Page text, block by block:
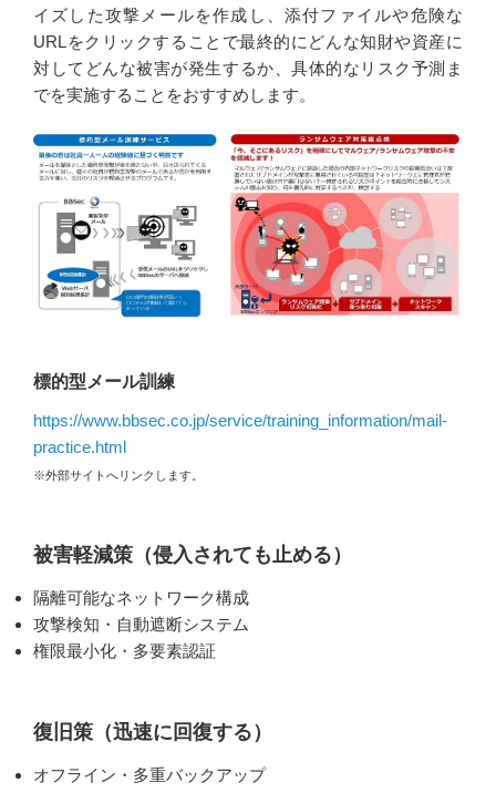
イズした攻撃メールを作成し、添付ファイルや危険な
URLをクリックすることで最終的にどんな知財や資産に
対してどんな被害が発生するか、具体的なリスク予測ま
でを実施することをおすすめします。
標的型メール訓練
https://www.bbsec.co.jp/service/training_information/mail-
practice.html
※外部サイトへリンクします。
被害軽減策（侵入されても止める）
隔離可能なネットワーク構成
攻撃検知・自動遮断システム
権限最小化・多要素認証
復旧策（迅速に回復する）
オフライン・多重バックアップ